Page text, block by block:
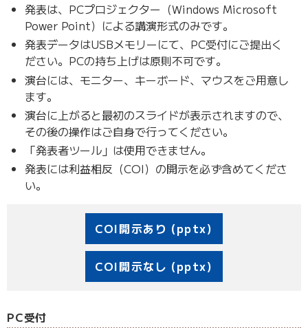
発表は、PCプロジェクター（Windows Microsoft
Power Point）による講演形式のみです。
発表データはUSBメモリーにて、PC受付にご提出く
ださい。PCの持ち上げは原則不可です。
演台には、モニター、キーボード、マウスをご用意し
ます。
演台に上がると最初のスライドが表示されますので、
その後の操作はご自身で行ってください。
「発表者ツール」は使用できません。
発表には利益相反（COI）の開示を必ず含めてくださ
い。
COI開示あり (pptx)
COI開示なし (pptx)
PC受付